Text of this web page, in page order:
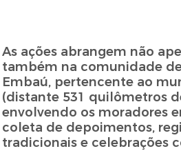
As ações abrangem não
também na comunidade
Embaú, pertencente ao
(distante 531 quilômetros
envolvendo os moradores
coleta de depoimentos,
tradicionais e celebrações